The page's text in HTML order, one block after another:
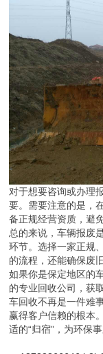
对于想要咨询或办理
要。需要注意的是，
备正规经营资质，避
总的来说，车辆报废
环节。选择一家正规
的流程，还能确保废
如果你是保定地区的
的专业回收公司，获
车回收不再是一件难
赢得客户信赖的根本
适的“归宿”，为环保